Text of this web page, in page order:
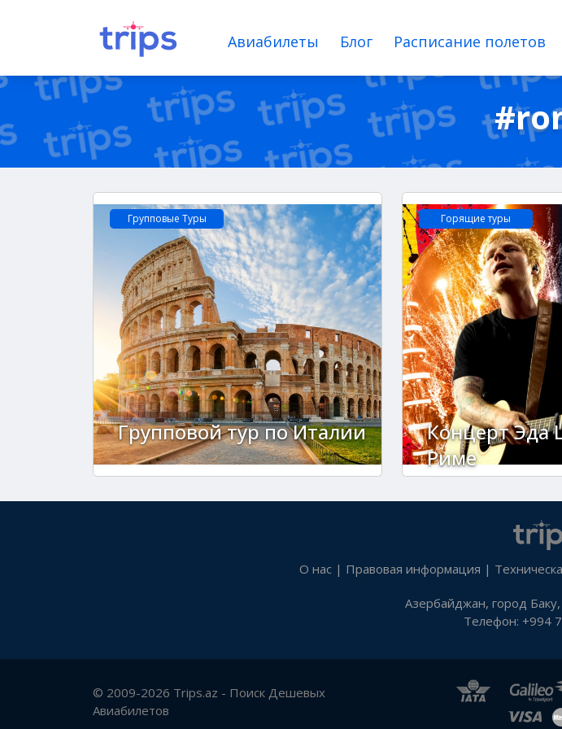
Авиабилеты Блог Расписание полетов
Групповые Туры
Групповой тур по Италии
Горящие туры
Концерт Эда
Риме
О нас| Правовая информация |
Азербайджан, город
Телефон: +994
© 2009-2026 Trips.az - Поиск Дешевых
Авиабилетов